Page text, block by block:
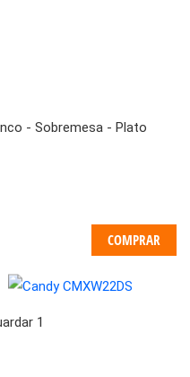
- Sobremesa - Plato
COMPRAR
1